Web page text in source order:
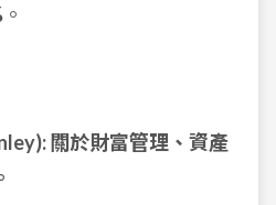
。
關於財富管理、資產